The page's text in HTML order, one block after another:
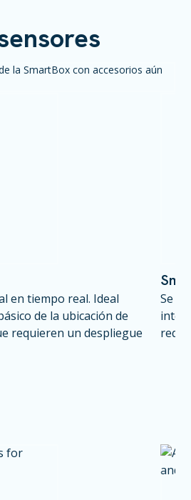
la SmartBox con accesorios aún
en tiempo real. Ideal
de la ubicación de
requieren un despliegue
Se